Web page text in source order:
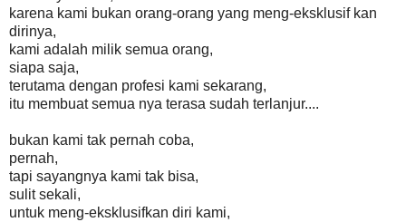
karena kami bukan orang-orang yang meng-eksklusif kan
dirinya,
kami adalah milik semua orang,
siapa saja,
terutama dengan profesi kami sekarang,
itu membuat semua nya terasa sudah terlanjur....
bukan kami tak pernah coba,
pernah,
tapi sayangnya kami tak bisa,
sulit sekali,
untuk meng-eksklusifkan diri kami,